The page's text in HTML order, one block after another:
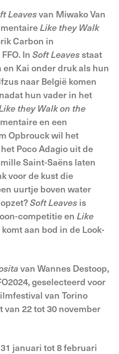
Leavesvan Miwako Van
Like they Walk
Carbon in
In SoftLeavesstaat
Kai onder druk als hun
naar België komen
hun vader in het
they Walk on the
en een
Opbrouck wil het
Poco Adagio uit de
Saint-Saëns laten
voor de kust die
uurtje boven water
SoftLeaves is
competitie en Like
komt aan bod in de Look-
van Wannes Destoop,
geselecteerd voor
van Torino
22 tot 30 november
januari tot 8 februari